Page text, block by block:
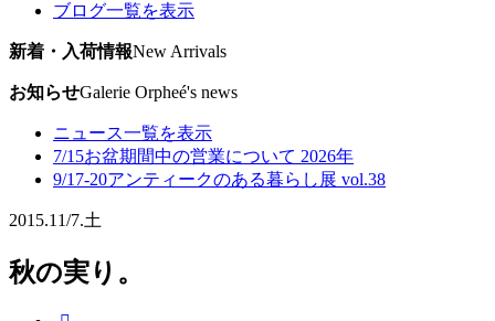
ブログ一覧を表示
新着・入荷情報New Arrivals
お知らせGalerie Orpheé's news
ニュース一覧を表示
7/15お盆期間中の営業について 2026年
9/17-20アンティークのある暮らし展 vol.38
2015.11/7.土
秋の実り。